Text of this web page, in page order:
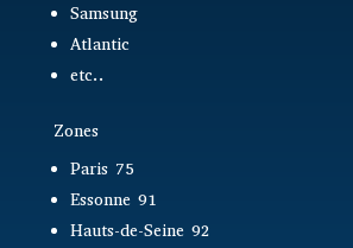
Samsung
Atlantic
etc..
Zones
Paris 75
Essonne 91
Hauts-de-Seine 92